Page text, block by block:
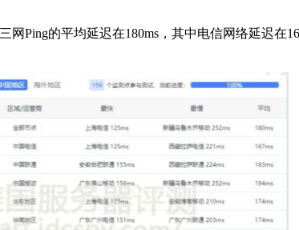
Ping的平均延迟在180ms，其中电信网络延迟在